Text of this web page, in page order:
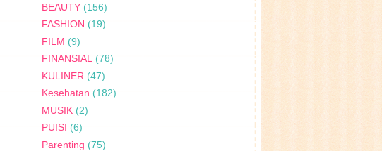
BEAUTY (156)
FASHION (19)
FILM (9)
FINANSIAL (78)
KULINER (47)
Kesehatan (182)
MUSIK (2)
PUISI (6)
Parenting (75)